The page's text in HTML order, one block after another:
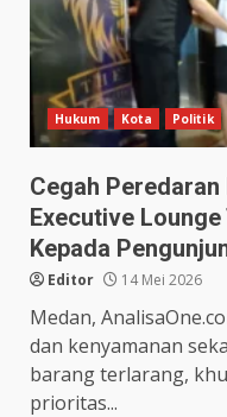
Hukum Kota Politik
Cegah
Executive
Kepada
Editor 14 Mei 2026
Medan,
dan kenyamanan
barang terlarang,
prioritas...